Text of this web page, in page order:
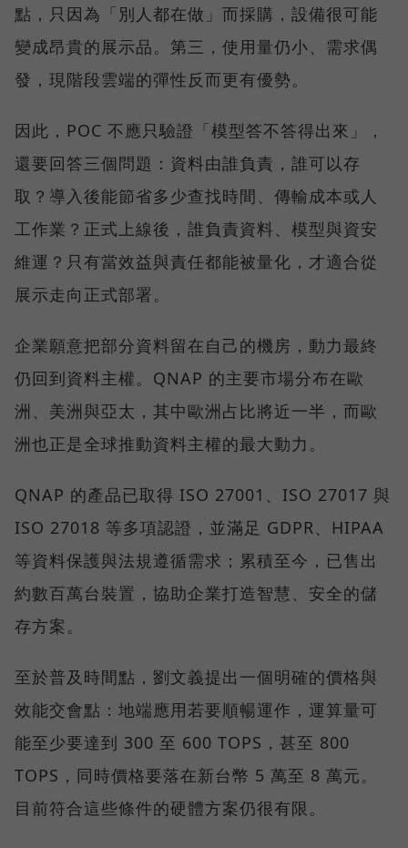
點，只因為「別人都在做」而採購，設備很可能
變成昂貴的展示品。第三，使用量仍小、需求偶
發，現階段雲端的彈性反而更有優勢。
因此，POC 不應只驗證「模型答不答得出來」，
還要回答三個問題：資料由誰負責，誰可以存
取？導入後能節省多少查找時間、傳輸成本或人
工作業？正式上線後，誰負責資料、模型與資安
維運？只有當效益與責任都能被量化，才適合從
展示走向正式部署。
企業願意把部分資料留在自己的機房，動力最終
仍回到資料主權。QNAP 的主要市場分布在歐
洲、美洲與亞太，其中歐洲占比將近一半，而歐
洲也正是全球推動資料主權的最大動力。
QNAP 的產品已取得 ISO 27001、ISO 27017 與
ISO 27018 等多項認證，並滿足 GDPR、HIPAA
等資料保護與法規遵循需求；累積至今，已售出
約數百萬台裝置，協助企業打造智慧、安全的儲
存方案。
至於普及時間點，劉文義提出一個明確的價格與
效能交會點：地端應用若要順暢運作，運算量可
能至少要達到 300 至 600 TOPS，甚至 800
TOPS，同時價格要落在新台幣 5 萬至 8 萬元。
目前符合這些條件的硬體方案仍很有限。